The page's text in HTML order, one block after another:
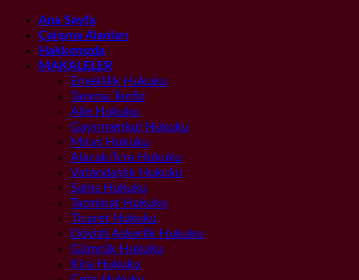
Ana Sayfa
Çalışma Alanları
Hakkımızda
MAKALELER
Emeklilik Hukuku
Tanıma Tenfiz
Aile Hukuku
Gayrımenkul Hukuku
Miras Hukuku
Alacak/İcra Hukuku
Vatandaşlık Hukuku
Şahıs Hukuku
Tazminat Hukuku
Ticaret Hukuku
Dövizli Askerlik Hukuku
Gümrük Hukuku
Kira Hukuku